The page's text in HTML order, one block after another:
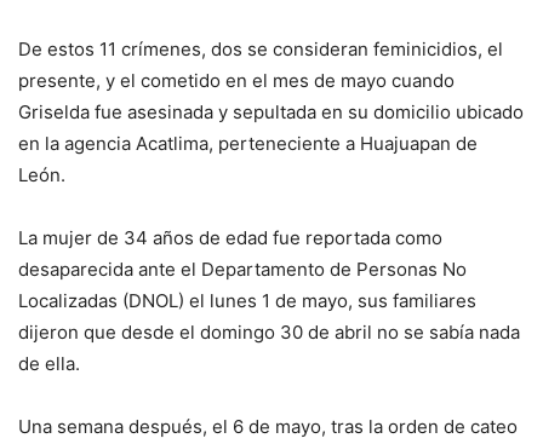
De estos 11 crímenes, dos se consideran feminicidios, el
presente, y el cometido en el mes de mayo cuando
Griselda fue asesinada y sepultada en su domicilio ubicado
en la agencia Acatlima, perteneciente a Huajuapan de
León.
La mujer de 34 años de edad fue reportada como
desaparecida ante el Departamento de Personas No
Localizadas (DNOL) el lunes 1 de mayo, sus familiares
dijeron que desde el domingo 30 de abril no se sabía nada
de ella.
Una semana después, el 6 de mayo, tras la orden de cateo